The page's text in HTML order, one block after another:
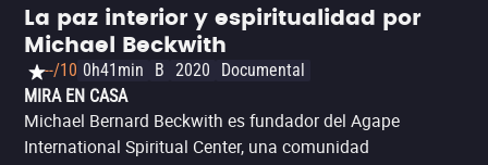
La paz interior y espiritualidad por
Michael Beckwith
--/10 0h41min B 2020
Documental
MIRA EN CASA
Michael Bernard Beckwith es fundador del Agape
International Spiritual Center, una comunidad